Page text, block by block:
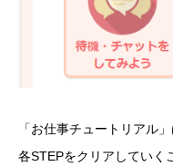
「お仕事チュートリアル
各STEPをクリアしていく